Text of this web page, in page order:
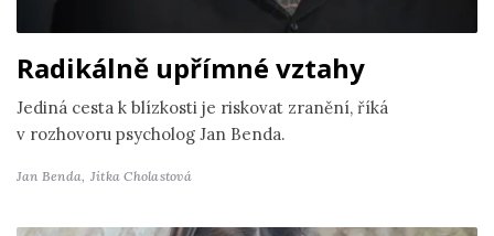
Radikálně upřímné vztahy
Jediná cesta k blízkosti je riskovat zranění, říká
v rozhovoru psycholog Jan Benda.
Jan Benda, Jitka Cholastová